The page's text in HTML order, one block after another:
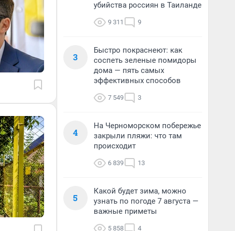
убийства россиян в Таиланде
9 311 9
3
Быстро покраснеют: как
соспеть зеленые помидоры
дома — пять самых
эффективных способов
7 549 3
4
На Черноморском побережье
закрыли пляжи: что там
происходит
6 839 13
5
Какой будет зима, можно
узнать по погоде 7 августа —
важные приметы
5 858 4